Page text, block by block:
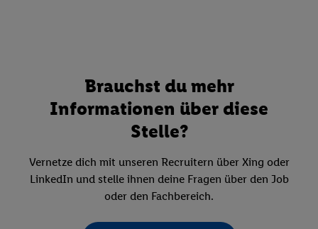
Brauchst du mehr
Informationen über diese
Stelle?
Vernetze dich mit unseren Recruitern über Xing oder
LinkedIn und stelle ihnen deine Fragen über den Job
oder den Fachbereich.